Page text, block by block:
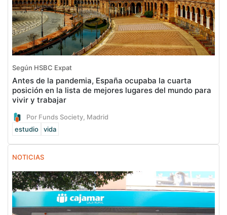
Según HSBC Expat
Antes de la pandemia, España ocupaba la cuarta
posición en la lista de mejores lugares del mundo para
vivir y trabajar
Por Funds Society, Madrid
estudio
vida
NOTICIAS